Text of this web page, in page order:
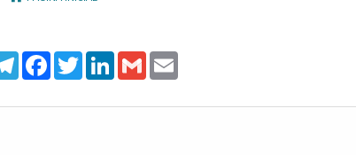
TelegramFacebook
TwitterLinkedInGmail